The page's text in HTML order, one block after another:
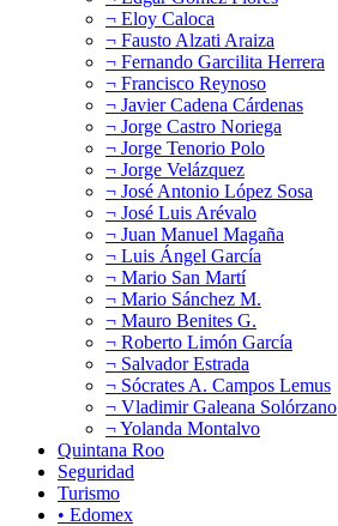
¬ Eloy Caloca
¬ Fausto Alzati Araiza
¬ Fernando Garcilita Herrera
¬ Francisco Reynoso
¬ Javier Cadena Cárdenas
¬ Jorge Castro Noriega
¬ Jorge Tenorio Polo
¬ Jorge Velázquez
¬ José Antonio López Sosa
¬ José Luis Arévalo
¬ Juan Manuel Magaña
¬ Luis Ángel García
¬ Mario San Martí
¬ Mario Sánchez M.
¬ Mauro Benites G.
¬ Roberto Limón García
¬ Salvador Estrada
¬ Sócrates A. Campos Lemus
¬ Vladimir Galeana Solórzano
¬ Yolanda Montalvo
Quintana Roo
Seguridad
Turismo
• Edomex